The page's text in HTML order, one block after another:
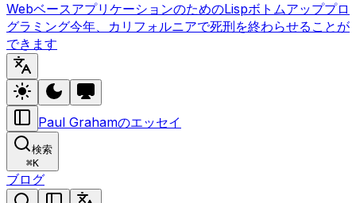
WebベースアプリケーションのためのLispボトムアッププロ
グラミング今年、カリフォルニアで死刑を終わらせることが
できます
Paul Grahamのエッセイ
検索
⌘K
ブログ